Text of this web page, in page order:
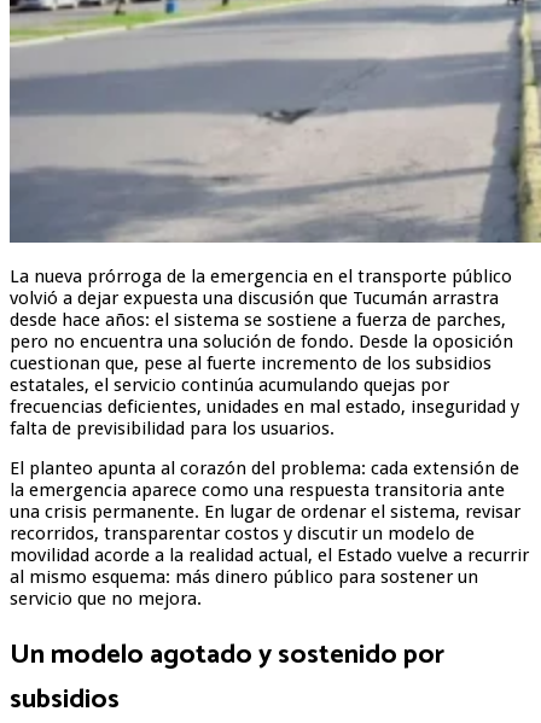
La nueva prórroga de la emergencia en el transporte público
volvió a dejar expuesta una discusión que Tucumán arrastra
desde hace años: el sistema se sostiene a fuerza de parches,
pero no encuentra una solución de fondo. Desde la oposición
cuestionan que, pese al fuerte incremento de los subsidios
estatales, el servicio continúa acumulando quejas por
frecuencias deficientes, unidades en mal estado, inseguridad y
falta de previsibilidad para los usuarios.
El planteo apunta al corazón del problema: cada extensión de
la emergencia aparece como una respuesta transitoria ante
una crisis permanente. En lugar de ordenar el sistema, revisar
recorridos, transparentar costos y discutir un modelo de
movilidad acorde a la realidad actual, el Estado vuelve a recurrir
al mismo esquema: más dinero público para sostener un
servicio que no mejora.
Un modelo agotado y sostenido por
subsidios